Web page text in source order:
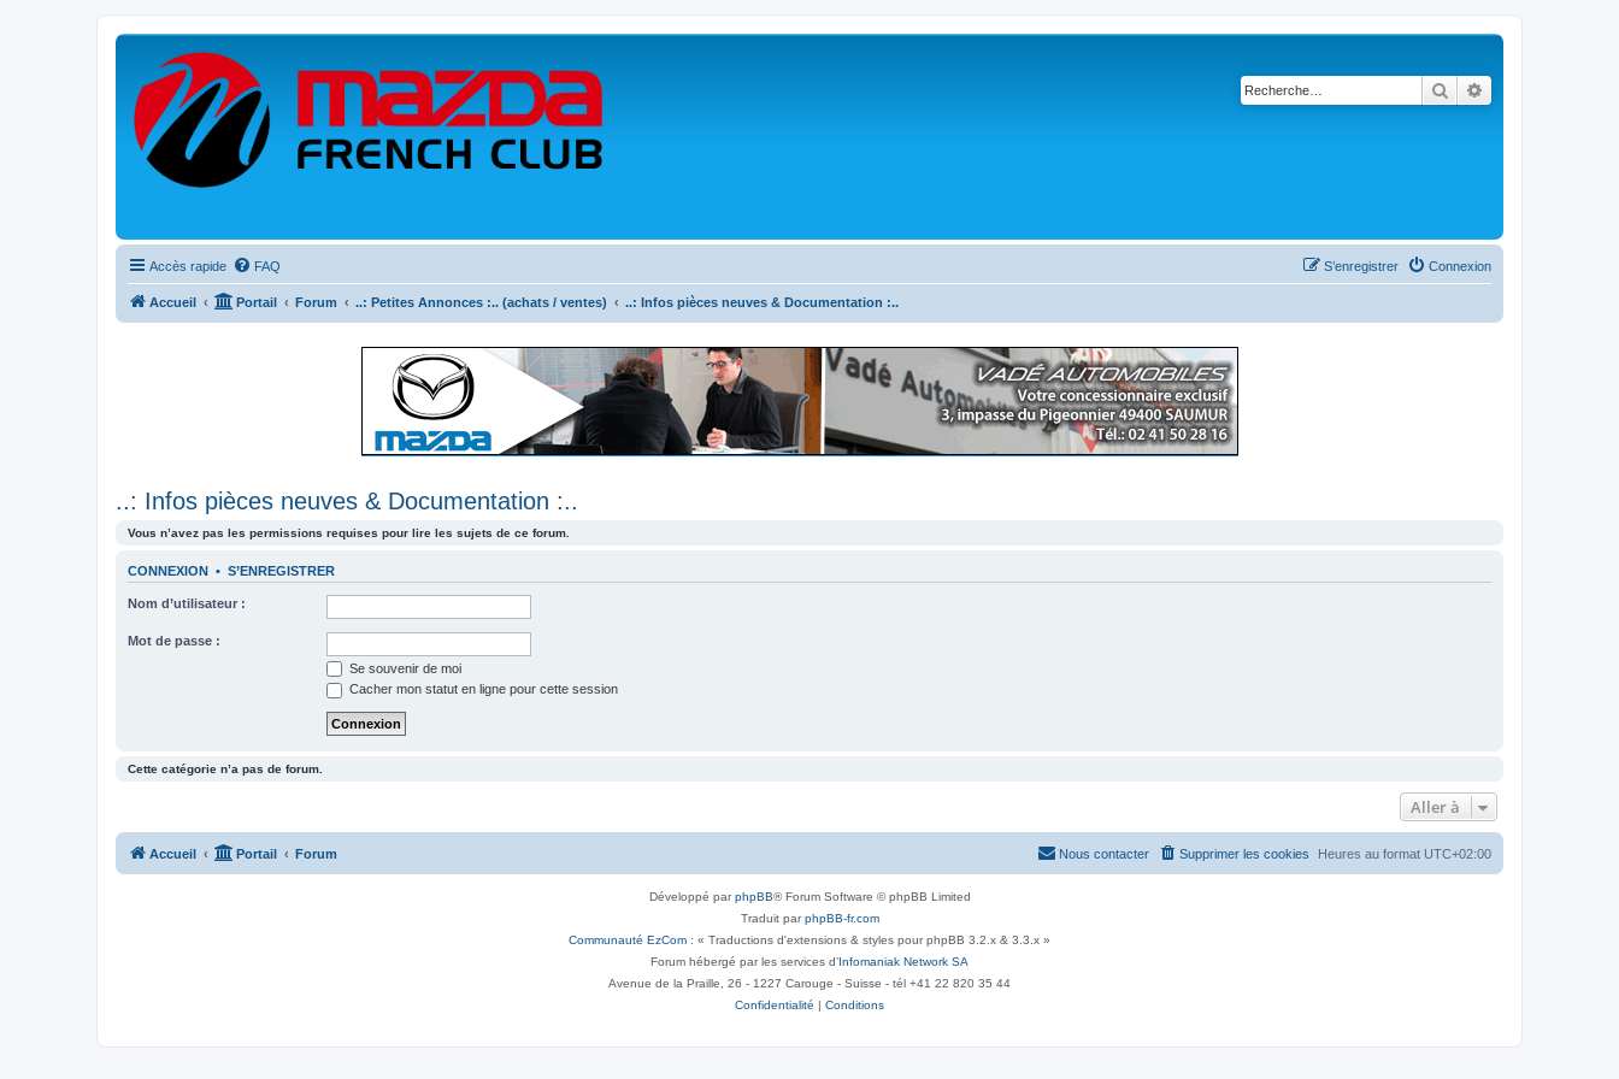
Rechercher
Accès rapide FAQ Connexion
S’enregistrer
Accueil Portail Forum ..: Petites Annonces :.. (achats / ventes) ..: Infos pièces neuves & Documentation :..
..: Infos pièces neuves & Documentation :..
Vous n’avez pas les permissions requises pour lire les sujets de ce forum.
CONNEXION • S’ENREGISTRER
Nom d’utilisateur :
Mot de passe :
Se souvenir de moi
Cacher mon statut en ligne pour cette session
Cette catégorie n’a pas de forum.
Aller à
Accueil Portail Forum Heures au format UTC+02:00
Supprimer les cookies
Nous contacter
Développé parphpBB® Forum Software © phpBB Limited
Traduit parphpBB-fr.com
Communauté EzCom : « Traductions d'extensions & styles pour phpBB 3.2.x & 3.3.x »
Forum hébergé par les services d’Infomaniak Network SA
Avenue de la Praille, 26 - 1227 Carouge - Suisse - tél +41 22 820 35 44
Confidentialité | Conditions